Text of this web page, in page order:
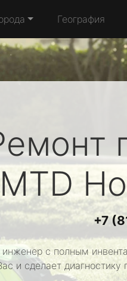
География
MTD
+7
с полным
и сделает